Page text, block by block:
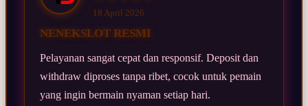
18 April 2026
NENEKSLOT RESMI
Pelayanan sangat cepat dan responsif. Deposit dan
withdraw diproses tanpa ribet, cocok untuk pemain
yang ingin bermain nyaman setiap hari.